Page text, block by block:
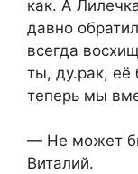
как. А
давно
всегда
ты, ду.рак, её
теперь мы
— Не может
Виталий.